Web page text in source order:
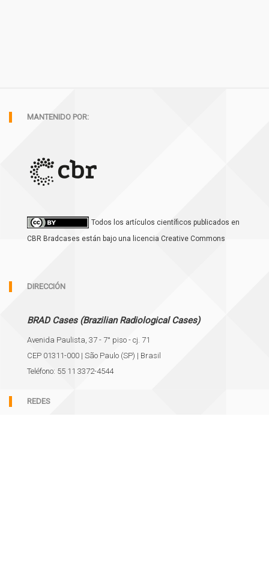
MANTENIDO POR:
Todos los artículos científicos publicados en
CBR Bradcases están bajo una licencia Creative Commons
DIRECCIÓN
BRAD Cases (Brazilian Radiological Cases)
Avenida Paulista, 37 - 7° piso - cj. 71
CEP 01311-000 | São Paulo (SP) | Brasil
Teléfono: 55 11 3372-4544
REDES